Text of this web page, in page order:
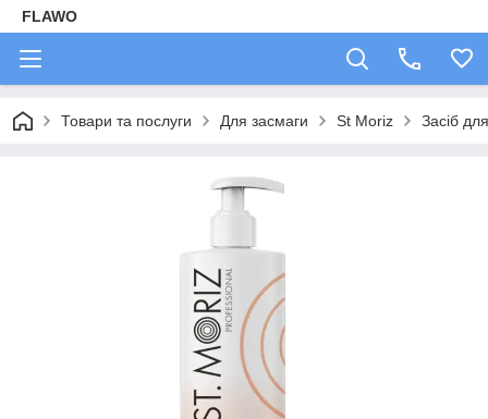
FLAWO
Товари та послуги Для засмаги St Moriz Засіб